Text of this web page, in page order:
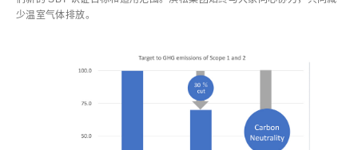
少温室气体排放。